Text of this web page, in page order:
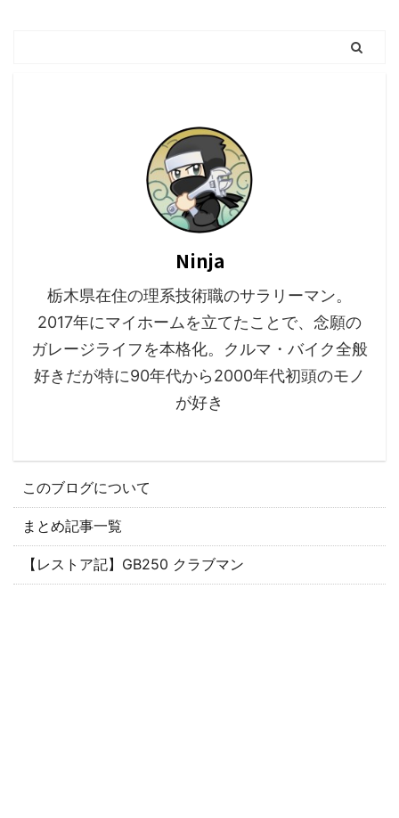
Ninja
栃木県在住の理系技術職のサラリーマン。
2017年にマイホームを立てたことで、念願の
ガレージライフを本格化。クルマ・バイク全般
好きだが特に90年代から2000年代初頭のモノ
が好き
このブログについて
まとめ記事一覧
【レストア記】GB250 クラブマン